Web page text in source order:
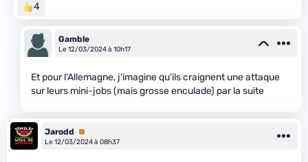
4
Gamble
Le 12/03/2024 à 10h17
Et pour l'Allemagne, j'imagine qu'ils craignent une attaque
sur leurs mini-jobs (mais grosse enculade) par la suite
Jarodd
Premium
Le 12/03/2024 à 08h37